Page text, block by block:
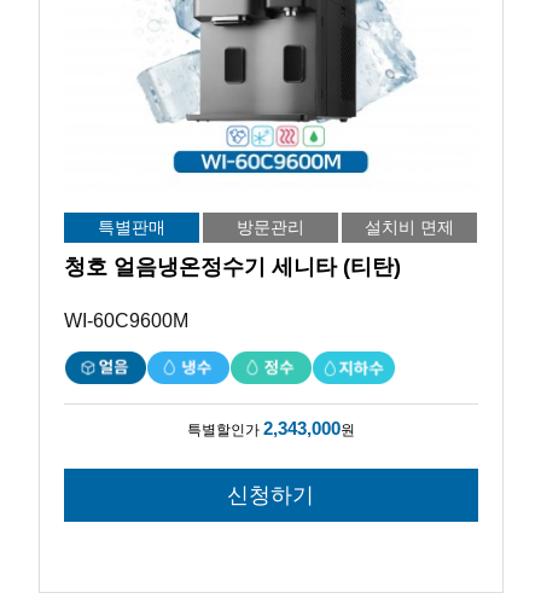
특별판매 방문관리 설치비 면제
청호 얼음냉온정수기 세니타 (티탄)
WI-60C9600M
특별할인가 2,343,000원